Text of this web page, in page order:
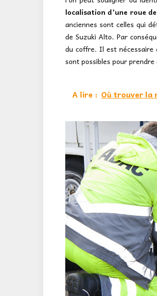
localisation d’une roue
anciennes sont celles qui
de Suzuki Alto. Par
du coffre. Il est nécessaire
sont possibles pour
A lire : Où trouver la